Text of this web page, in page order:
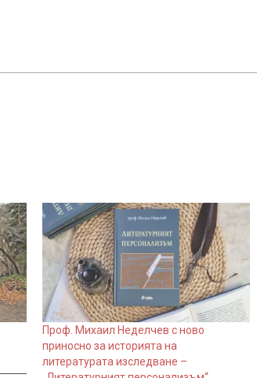
Проф. Михаил Неделчев с ново
приносно за историята на
литературата изследване –